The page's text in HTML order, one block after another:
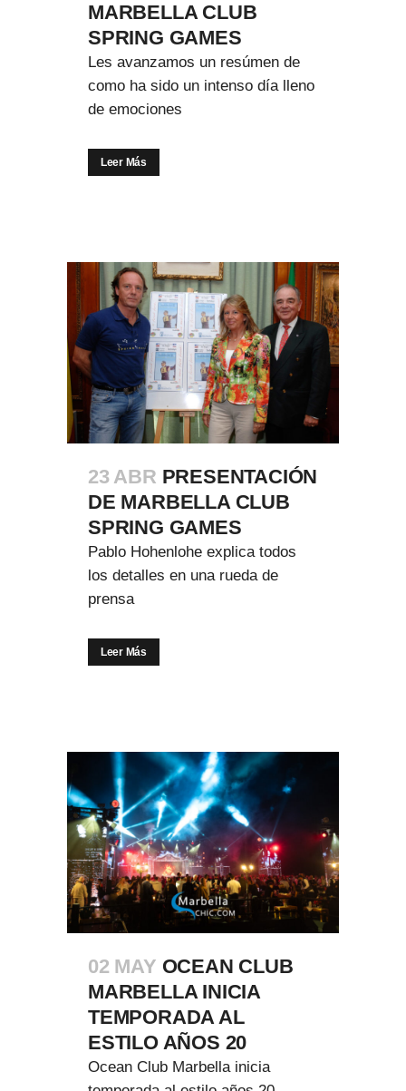
MARBELLA CLUB
SPRING GAMES
Les avanzamos un resúmen de
como ha sido un intenso día lleno
de emociones
Leer Más
23 ABR PRESENTACIÓN
DE MARBELLA CLUB
SPRING GAMES
Pablo Hohenlohe explica todos
los detalles en una rueda de
prensa
Leer Más
02 MAY OCEAN CLUB
MARBELLA INICIA
TEMPORADA AL
ESTILO AÑOS 20
Ocean Club Marbella inicia